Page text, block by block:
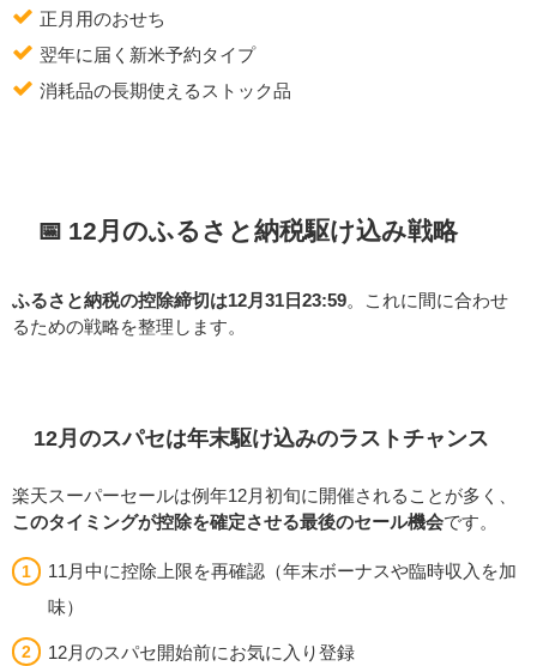
正月用のおせち
翌年に届く新米予約タイプ
消耗品の長期使えるストック品
📅 12月のふるさと納税駆け込み戦略
ふるさと納税の控除締切は12月31日23:59 。これに間に合わせ
るための戦略を整理します。
12月のスパセは年末駆け込みのラストチャンス
楽天スーパーセールは例年12月初旬に開催されることが多く、
このタイミングが控除を確定させる最後のセール機会です。
11月中に控除上限を再確認（年末ボーナスや臨時収入を加
味）
12月のスパセ開始前にお気に入り登録